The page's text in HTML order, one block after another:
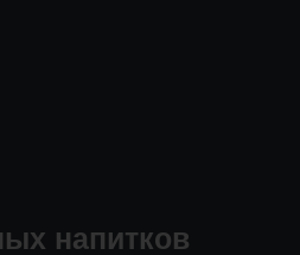
напитков